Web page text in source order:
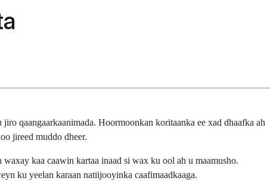
qaangaarkaanimada. Hoormoonkan koritaanka ee xad dhaafka ah
jireed muddo dheer.
kaa caawin kartaa inaad si wax ku ool ah u maamusho.
ku yeelan karaan natiijooyinka caafimaadkaaga.